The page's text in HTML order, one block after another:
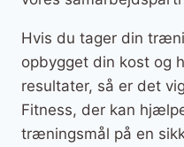
Hvis du tager din
opbygget din kost og
resultater, så er det
Fitness, der kan
træningsmål på en